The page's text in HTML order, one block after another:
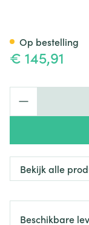
€ 145,91
Op bestelling
Bekijk alle
Beschikbare